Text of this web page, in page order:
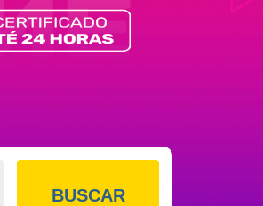
BUSCAR